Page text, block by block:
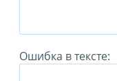
Ошибка в тексте: